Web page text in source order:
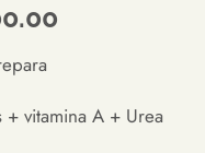
+ vitamina A + Urea